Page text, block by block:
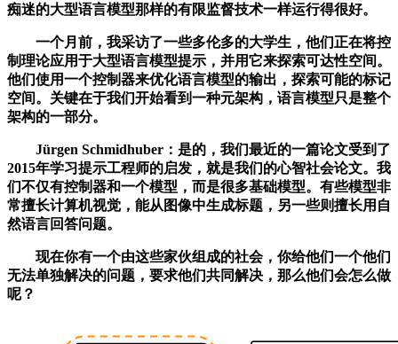
痴迷的大型语言模型那样的有限监督技术一样运行得很好。
一个月前，我采访了一些多伦多的大学生，他们正在将控
制理论应用于大型语言模型提示，并用它来探索可达性空间。
他们使用一个控制器来优化语言模型的输出，探索可能的标记
空间。关键在于我们开始看到一种元架构，语言模型只是整个
架构的一部分。
Jürgen Schmidhuber：是的，我们最近的一篇论文受到了
2015年学习提示工程师的启发，就是我们的心智社会论文。我
们不仅有控制器和一个模型，而是很多基础模型。有些模型非
常擅长计算机视觉，能从图像中生成标题，另一些则擅长用自
然语言回答问题。
现在你有一个由这些家伙组成的社会，你给他们一个他们
无法单独解决的问题，要求他们共同解决，那么他们会怎么做
呢？